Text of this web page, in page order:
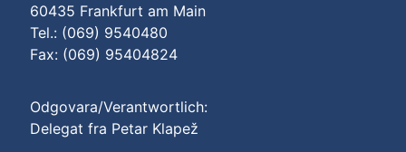
60435 Frankfurt am Main
Tel.: (069) 9540480
Fax: (069) 95404824
Odgovara/Verantwortlich:
Delegat fra Petar Klapež